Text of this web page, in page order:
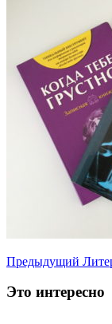
Предыдущий
Это интересно